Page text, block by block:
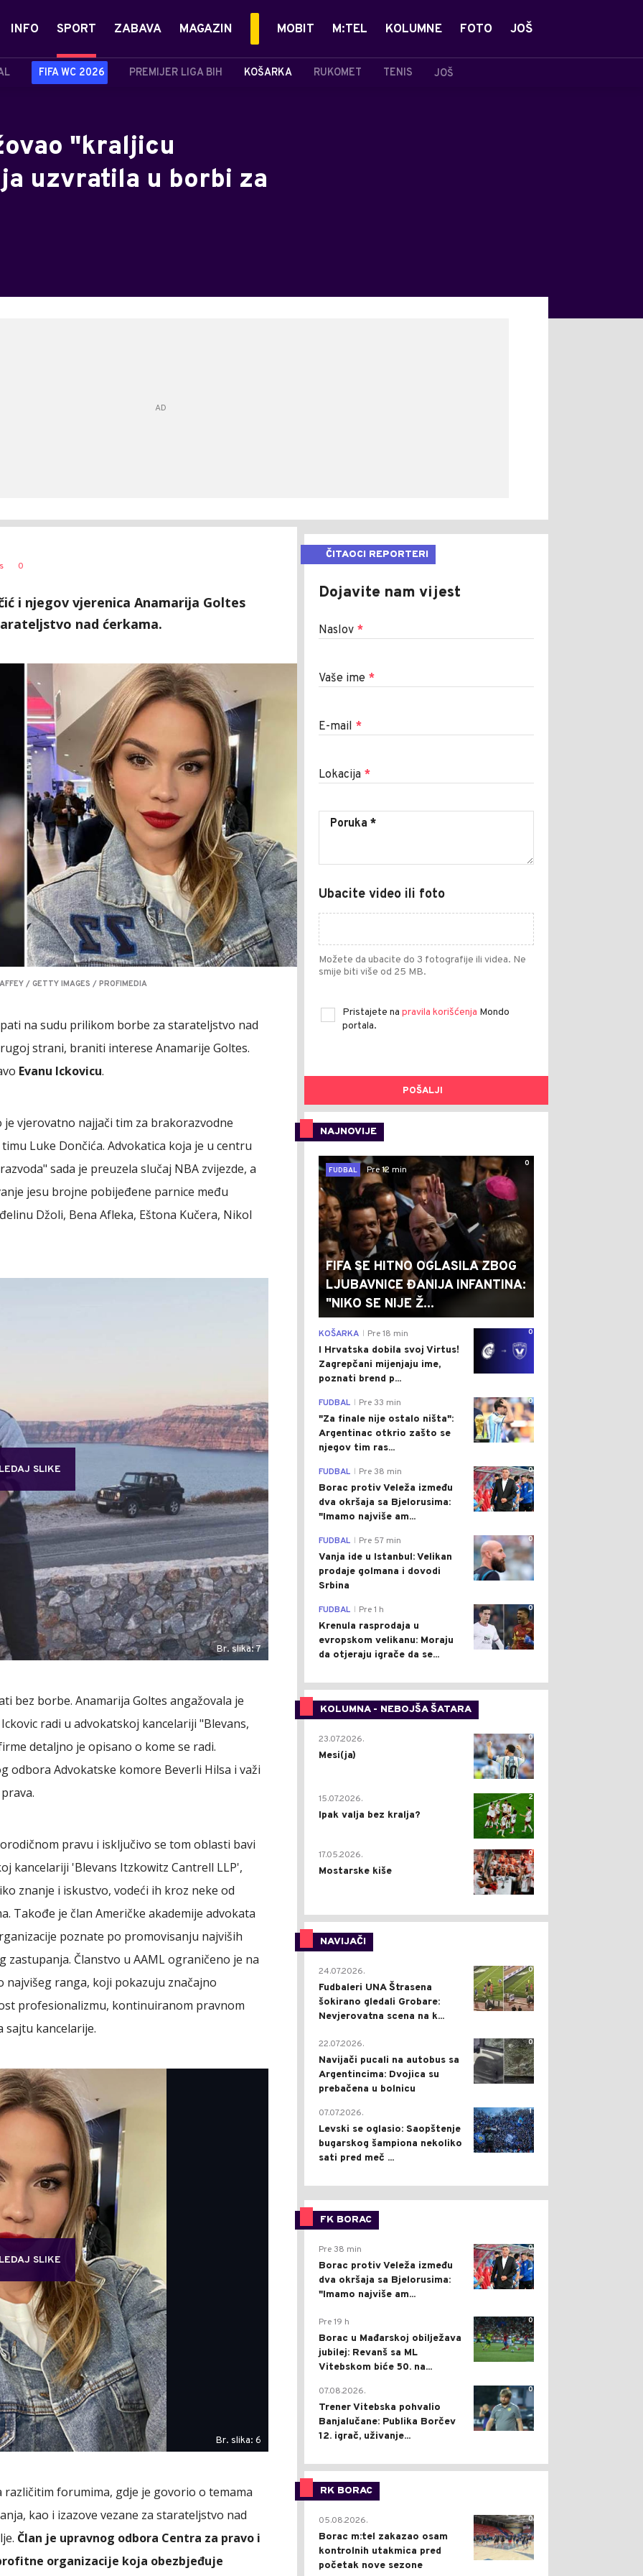
INFO SPORT
FIFA WC 2026 PREMIJER LIGA BIH KOŠARKA RUKOMET TENIS JOŠ
ZABAVA MAGAZIN MOBIT M:TEL KOLUMNE FOTO JOŠ
"kraljicu
uzvratila u borbi za
0
i njegov vjerenica Anamarija Goltes
nad ćerkama.
/ GETTY IMAGES / PROFIMEDIA
na sudu prilikom borbe za starateljstvo nad
strani, braniti interese Anamarije Goltes.
Evanu Ickovicu.
vjerovatno najjači tim za brakorazvodne
Luke Dončića. Advokatica koja je u centru
sada je preuzela slučaj NBA zvijezde, a
jesu brojne pobijeđene parnice među
Džoli, Bena Afleka, Eštona Kučera, Nikol
SLIKE
Br. slika: 7
bez borbe. Anamarija Goltes angažovala je
radi u advokatskoj kancelariji "Blevans,
detaljno je opisano o kome se radi.
odbora Advokatske komore Beverli Hilsa i važi
pravu i isključivo se tom oblasti bavi
kancelariji 'Blevans Itzkowitz Cantrell LLP',
znanje i iskustvo, vodeći ih kroz neke od
Takođe je član Američke akademije advokata
poznate po promovisanju najviših
Članstvo u AAML ograničeno je na
ranga, koji pokazuju značajno
profesionalizmu, kontinuiranom pravnom
sajtu kancelarije.
SLIKE
Br. slika: 6
forumima, gdje je govorio o temama
kao i izazove vezane za starateljstvo nad
Član je upravnog odbora Centra za pravo i
organizacije koja obezbjeđuje
ČITAOCI REPORTERI
Dojavite nam vijest
Naslov *
Vaše ime *
E-mail *
Lokacija *
Ubacite video ili foto
Možete da ubacite do 3 fotografije ili videa. Ne
smije biti više od 25 MB.
Pristajete na pravila korišćenja Mondo
portala.
POŠALJI
NAJNOVIJE
0
FUDBAL
Pre 12 min
FIFA SE HITNO OGLASILA ZBOG
LJUBAVNICE ĐANIJA INFANTINA:
"NIKO SE NIJE Ž...
0
KOŠARKA Pre 18 min
I Hrvatska dobila svoj Virtus!
Zagrepčani mijenjaju ime,
poznati brend p...
0
FUDBAL Pre 33 min
"Za finale nije ostalo ništa":
Argentinac otkrio zašto se
njegov tim ras...
0
FUDBAL Pre 38 min
Borac protiv Veleža između
dva okršaja sa Bjelorusima:
"Imamo najviše am...
0
FUDBAL Pre 57 min
Vanja ide u Istanbul: Velikan
prodaje golmana i dovodi
Srbina
0
FUDBAL Pre 1 h
Krenula rasprodaja u
evropskom velikanu: Moraju
da otjeraju igrače da se...
KOLUMNA - NEBOJŠA ŠATARA
0
23.07.2026.
Mesi(ja)
2
15.07.2026.
Ipak valja bez kralja?
0
17.05.2026.
Mostarske kiše
NAVIJAČI
0
24.07.2026.
Fudbaleri UNA Štrasena
šokirano gledali Grobare:
Nevjerovatna scena na k...
0
22.07.2026.
Navijači pucali na autobus sa
Argentincima: Dvojica su
prebačena u bolnicu
1
07.07.2026.
Levski se oglasio: Saopštenje
bugarskog šampiona nekoliko
sati pred meč ...
FK BORAC
0
Pre 38 min
Borac protiv Veleža između
dva okršaja sa Bjelorusima:
"Imamo najviše am...
0
Pre 19 h
Borac u Mađarskoj obilježava
jubilej: Revanš sa ML
Vitebskom biće 50. na...
0
07.08.2026.
Trener Vitebska pohvalio
Banjalučane: Publika Borčev
12. igrač, uživanje...
RK BORAC
0
05.08.2026.
Borac m:tel zakazao osam
kontrolnih utakmica pred
početak nove sezone